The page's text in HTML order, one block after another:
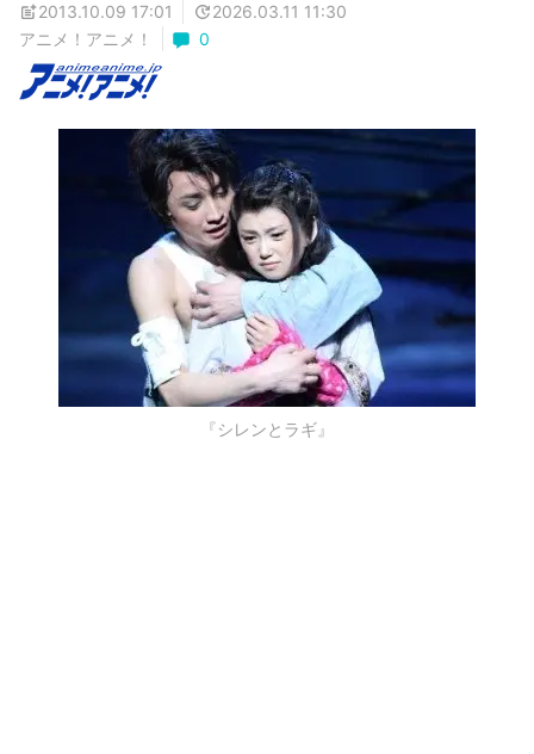
2013.10.09 17:01
2026.03.11 11:30
アニメ！アニメ！
0
『シレンとラギ』